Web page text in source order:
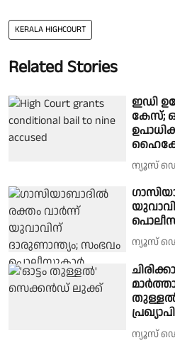
KERALA HIGHCOURT
Related Stories
ഇഡി
കേസ്;
ന്യൂസ്
ന്യൂസ്
തുള്ളൽ';
ന്യൂസ്